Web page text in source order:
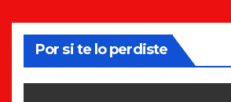
Por si te lo perdiste